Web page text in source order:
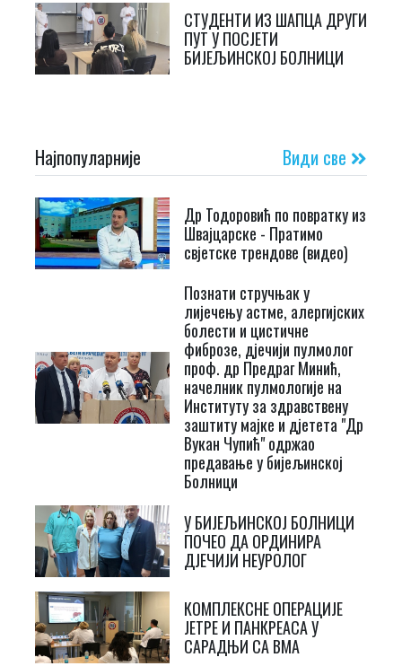
СТУДЕНТИ ИЗ ШАПЦА ДРУГИ
ПУТ У ПОСЈЕТИ
БИЈЕЉИНСКОЈ БОЛНИЦИ
Најпопуларније Види све
Др Тодоровић по повратку из
Швајцарске - Пратимо
свјетске трендове (видео)
Познати стручњак у
лијечењу астме, алергијских
болести и цистичне
фиброзе, дјечији пулмолог
проф. др Предраг Минић,
начелник пулмологије на
Институту за здравствену
заштиту мајке и дјетета "Др
Вукан Чупић" одржао
предавање у бијељинској
Болници
У БИЈЕЉИНСКОЈ БОЛНИЦИ
ПОЧЕО ДА ОРДИНИРА
ДЈЕЧИЈИ НЕУРОЛОГ
КОМПЛЕКСНЕ ОПЕРАЦИЈЕ
ЈЕТРЕ И ПАНКРЕАСА У
САРАДЊИ СА ВМА